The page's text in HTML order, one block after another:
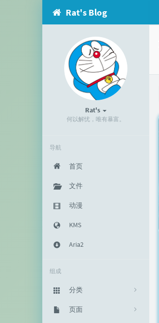
Rat's Blog
Rat's
何以解忧，唯有暴富。
导航
首页
文件
动漫
KMS
Aria2
组成
分类
333
主机教程
页面